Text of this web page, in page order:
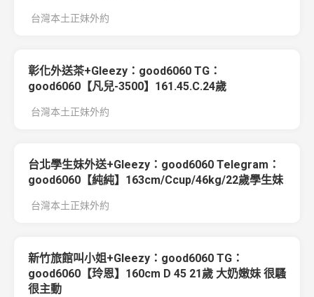
台灣本土正妹外約
彰化外送茶+Gleezy：good6060 TG：
good6060【凡兒-3500】161.45.C.24歲
台灣本土正妹外約
台北學生妹外送+Gleezy：good6060 Telegram：
good6060【純純】163cm/Ccup/46kg/22歲學生妹
台灣本土正妹外約
新竹旅館叫小姐+Gleezy：good6060 TG：
good6060【玲恩】160cm D 45 21歲 大奶嫩妹 很騷
很主動